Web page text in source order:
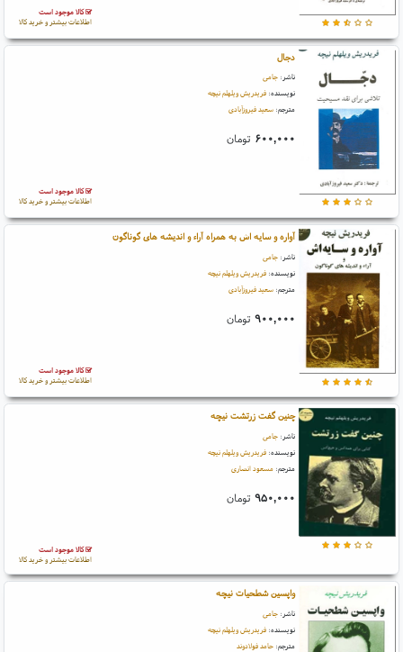
کالا موجود است
اطلاعات بیشتر و خرید کالا
دجال
ناشر: جامی
نویسنده: فریدریش ویلهلم نیچه
مترجم: سعید فیروزآبادی
۶۰۰,۰۰۰ تومان
کالا موجود است
اطلاعات بیشتر و خرید کالا
آواره و سایه اش به همراه آراء و اندیشه های گوناگون
ناشر: جامی
نویسنده: فریدریش ویلهلم نیچه
مترجم: سعید فیروزآبادی
۹۰۰,۰۰۰ تومان
کالا موجود است
اطلاعات بیشتر و خرید کالا
چنین گفت زرتشت نیچه
ناشر: جامی
نویسنده: فریدریش ویلهلم نیچه
مترجم: مسعود انصاری
۹۵۰,۰۰۰ تومان
کالا موجود است
اطلاعات بیشتر و خرید کالا
واپسین شطحیات نیچه
ناشر: جامی
نویسنده: فریدریش ویلهلم نیچه
مترجم: حامد فولادوند